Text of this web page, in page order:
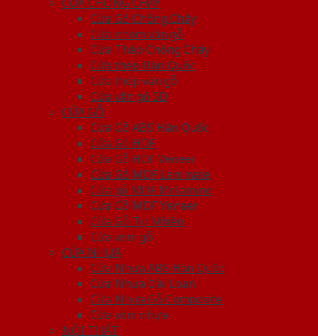
Cửa Gỗ Chống Cháy
Cửa nhôm vân gỗ
Cửa Thép Chống Cháy
Cửa thép Hàn Quốc
Cửa thép vân gỗ
Cửa vân gỗ 5D
CỬA GỖ
Cửa Gỗ ABS Hàn Quốc
Cửa Gỗ HDF
Cửa Gỗ HDF Veneer
Cửa Gỗ MDF Laminate
Cửa gỗ MDF Melamine
Cửa Gỗ MDF Veneer
Cửa Gỗ Tự Nhiên
Cửa vòm gỗ
CỬA NHỰA
Cửa Nhựa ABS Hàn Quốc
Cửa Nhựa Đài Loan
Cửa Nhựa Gỗ Composite
Cửa vòm nhựa
NỘI THẤT